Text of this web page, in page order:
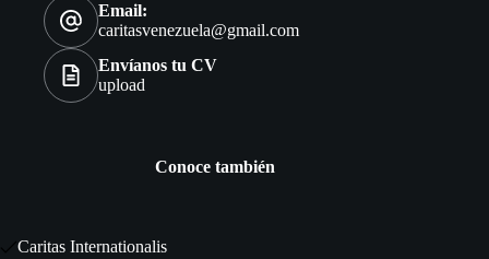
Email:
caritasvenezuela@gmail.com
Envíanos tu CV
upload
Conoce también
Caritas Internationalis